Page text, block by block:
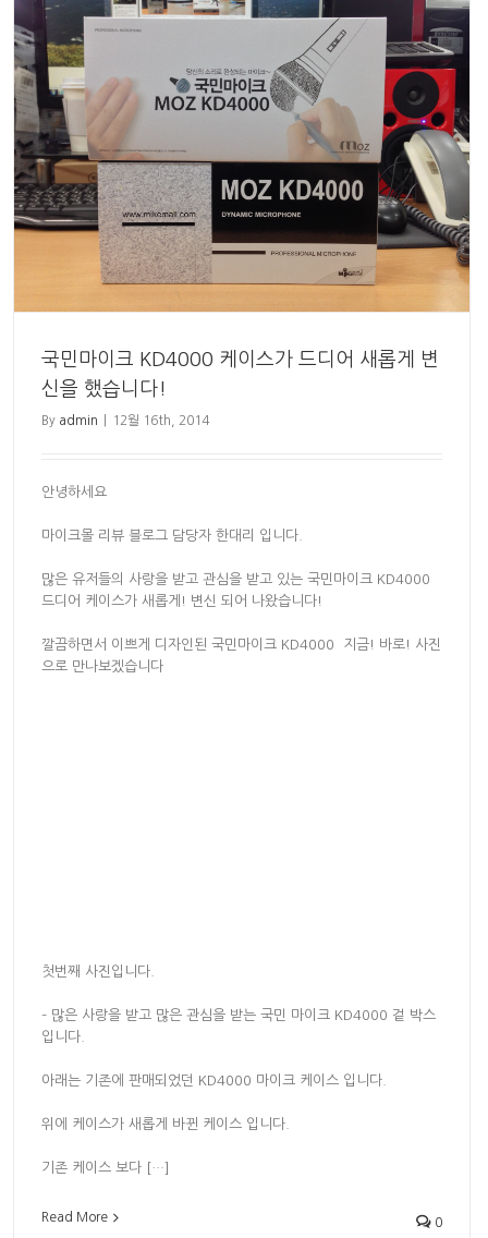
국민마이크 KD4000 케이스가 드디어 새롭게 변
신을 했습니다!
By admin 12월 16th, 2014
안녕하세요
마이크몰 리뷰 블로그 담당자 한대리 입니다.
많은 유저들의 사랑을 받고 관심을 받고 있는 국민마이크 KD4000
드디어 케이스가 새롭게! 변신 되어 나왔습니다!
깔끔하면서 이쁘게 디자인된 국민마이크 KD4000 지금! 바로! 사진
으로 만나보겠습니다
첫번째 사진입니다.
– 많은 사랑을 받고 많은 관심을 받는 국민 마이크 KD4000 겉 박스
입니다.
아래는 기존에 판매되었던 KD4000 마이크 케이스 입니다.
위에 케이스가 새롭게 바뀐 케이스 입니다.
기존 케이스 보다 […]
Read More 0